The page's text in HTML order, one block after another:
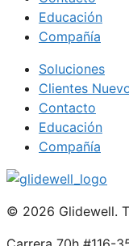
Educación
Compañía
Soluciones
Clientes
Contacto
Educación
Compañía
© 2026 Glidewell.